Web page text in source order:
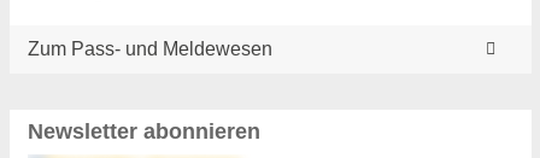
Zum Pass- und Meldewesen
Newsletter abonnieren